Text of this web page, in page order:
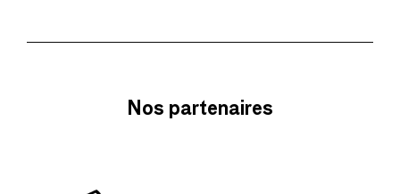
Nos partenaires